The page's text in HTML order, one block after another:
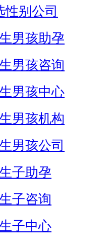
性别公司
男孩助孕
男孩咨询
男孩中心
男孩机构
男孩公司
子助孕
子咨询
子中心